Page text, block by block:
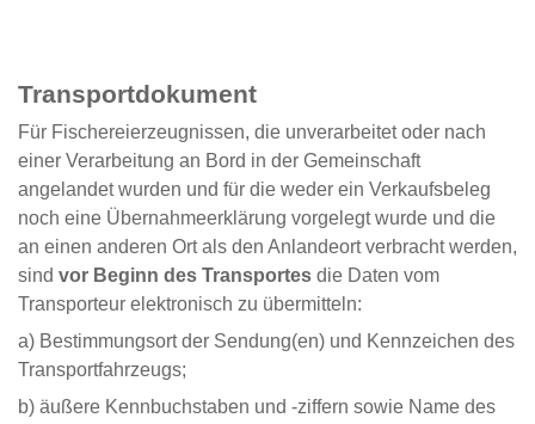
Transportdokument
Für Fischereierzeugnissen, die unverarbeitet oder nach
einer Verarbeitung an Bord in der Gemeinschaft
angelandet wurden und für die weder ein Verkaufsbeleg
noch eine Übernahmeerklärung vorgelegt wurde und die
an einen anderen Ort als den Anlandeort verbracht werden,
sind vor Beginn des Transportes die Daten vom
Transporteur elektronisch zu übermitteln:
a) Bestimmungsort der Sendung(en) und Kennzeichen des
Transportfahrzeugs;
b) äußere Kennbuchstaben und -ziffern sowie Name des